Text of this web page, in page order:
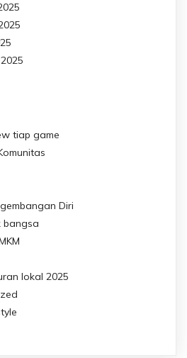
tiap game
Diri
bangsa
lokal 2025